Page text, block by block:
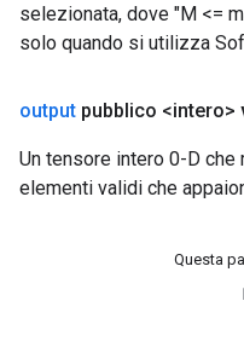
selezionata, dove "M <=
solo quando si utilizza
output pubblico <intero>
Un tensore intero 0-D
elementi validi che
Questa